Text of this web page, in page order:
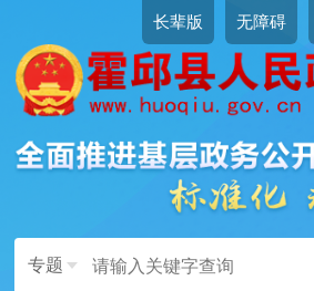
长辈版 无障碍
专题